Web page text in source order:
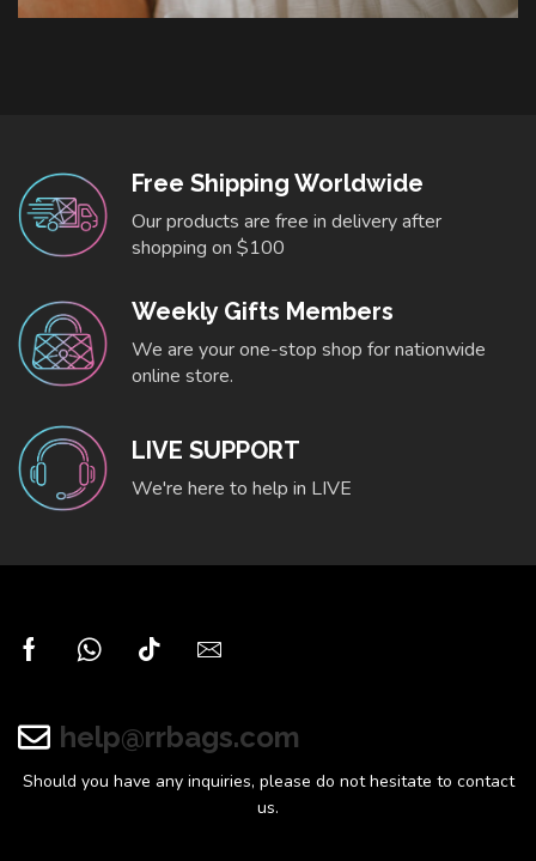
Free Shipping Worldwide
Our products are free in delivery after
shopping on $100
Weekly Gifts Members
We are your one-stop shop for nationwide
online store.
LIVE SUPPORT
We're here to help in LIVE
help@rrbags.com
Should you have any inquiries, please do not hesitate to contact
us.